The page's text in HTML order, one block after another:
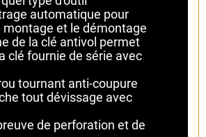
automatique pour
montage et le démontage
de la clé antivol permet
clé fournie de série avec
tournant anti-coupure
tout dévissage avec
de perforation et de